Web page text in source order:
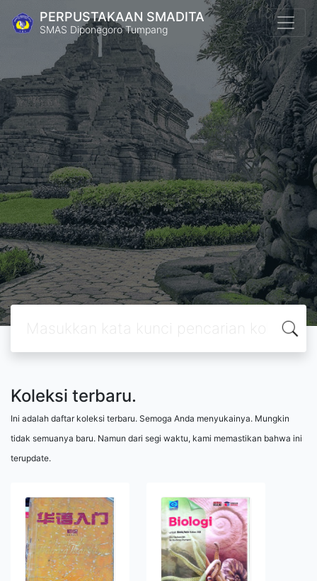
PERPUSTAKAAN SMADITA
SMAS Diponegoro Tumpang
Koleksi terbaru.
Ini adalah daftar koleksi terbaru. Semoga Anda menyukainya. Mungkin
tidak semuanya baru. Namun dari segi waktu, kami memastikan bahwa ini
terupdate.